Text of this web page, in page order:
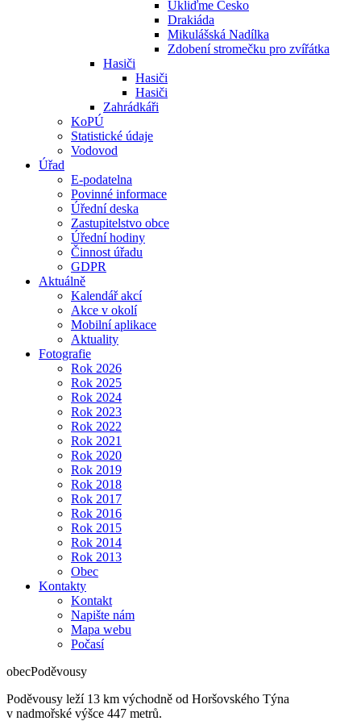
Ukliďme Česko
Drakiáda
Mikulášská Nadílka
Zdobení stromečku pro zvířátka
Hasiči
Hasiči
Hasiči
Zahrádkáři
KoPÚ
Statistické údaje
Vodovod
Úřad
E-podatelna
Povinné informace
Úřední deska
Zastupitelstvo obce
Úřední hodiny
Činnost úřadu
GDPR
Aktuálně
Kalendář akcí
Akce v okolí
Mobilní aplikace
Aktuality
Fotografie
Rok 2026
Rok 2025
Rok 2024
Rok 2023
Rok 2022
Rok 2021
Rok 2020
Rok 2019
Rok 2018
Rok 2017
Rok 2016
Rok 2015
Rok 2014
Rok 2013
Obec
Kontakty
Kontakt
Napište nám
Mapa webu
Počasí
obecPoděvousy
Poděvousy leží 13 km východně od Horšovského Týna
v nadmořské výšce 447 metrů.